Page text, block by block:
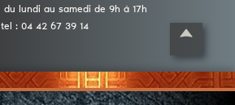
du lundi au samedi de 9h à 17h
tel : 04 42 67 39 14